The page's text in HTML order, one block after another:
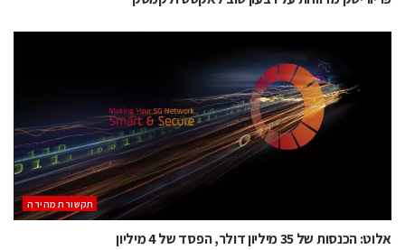
תקשורת מהירה
אלוט: הכנסות של 35 מיליון דולר, הפסד של 4 מיליון